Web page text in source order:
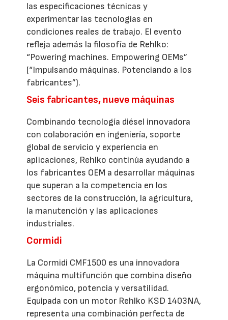
las especificaciones técnicas y
experimentar las tecnologías en
condiciones reales de trabajo. El evento
refleja además la filosofía de Rehlko:
“Powering machines. Empowering OEMs”
(“Impulsando máquinas. Potenciando a los
fabricantes”).
Seis fabricantes, nueve máquinas
Combinando tecnología diésel innovadora
con colaboración en ingeniería, soporte
global de servicio y experiencia en
aplicaciones, Rehlko continúa ayudando a
los fabricantes OEM a desarrollar máquinas
que superan a la competencia en los
sectores de la construcción, la agricultura,
la manutención y las aplicaciones
industriales.
Cormidi
La Cormidi CMF1500 es una innovadora
máquina multifunción que combina diseño
ergonómico, potencia y versatilidad.
Equipada con un motor Rehlko KSD 1403NA,
representa una combinación perfecta de